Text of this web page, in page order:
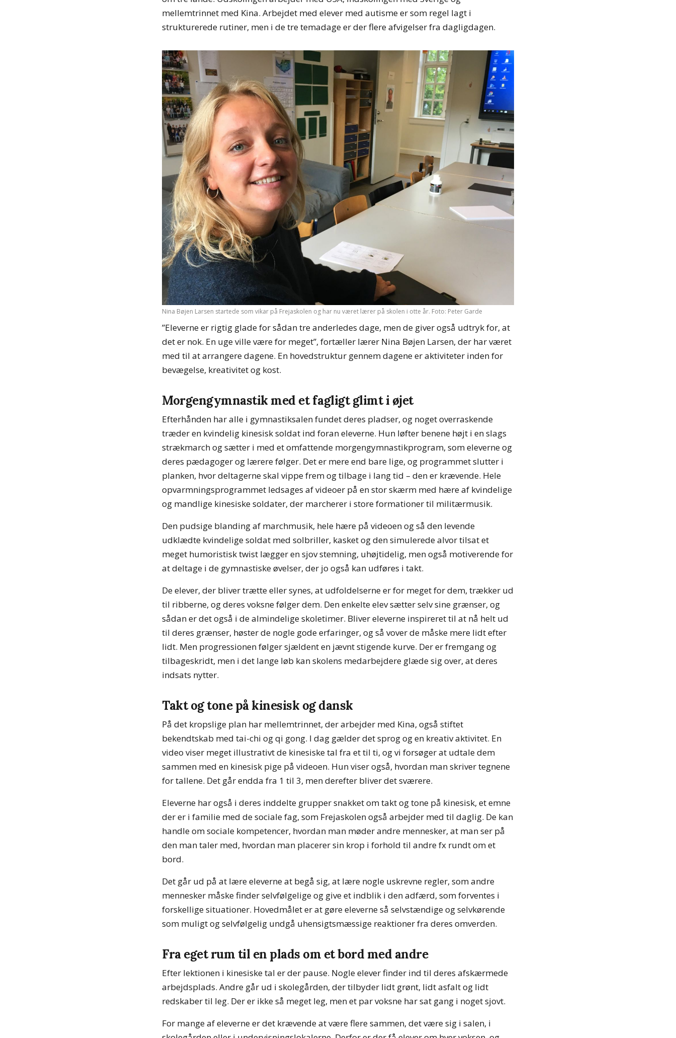
mellemtrinnet med Kina. Arbejdet med elever med autisme er som regel lagt i
strukturerede rutiner, men i de tre temadage er der flere afvigelser fra dagligdagen.
Nina Bøjen Larsen startede som vikar på Frejaskolen og har nu været lærer på skolen i otte år. Foto: Peter Garde
”Eleverne er rigtig glade for sådan tre anderledes dage, men de giver også udtryk for, at
det er nok. En uge ville være for meget”, fortæller lærer Nina Bøjen Larsen, der har været
med til at arrangere dagene. En hovedstruktur gennem dagene er aktiviteter inden for
bevægelse, kreativitet og kost.
Morgengymnastik med et fagligt glimt i øjet
Efterhånden har alle i gymnastiksalen fundet deres pladser, og noget overraskende
træder en kvindelig kinesisk soldat ind foran eleverne. Hun løfter benene højt i en slags
strækmarch og sætter i med et omfattende morgengymnastikprogram, som eleverne og
deres pædagoger og lærere følger. Det er mere end bare lige, og programmet slutter i
planken, hvor deltagerne skal vippe frem og tilbage i lang tid – den er krævende. Hele
opvarmningsprogrammet ledsages af videoer på en stor skærm med hære af kvindelige
og mandlige kinesiske soldater, der marcherer i store formationer til militærmusik.
Den pudsige blanding af marchmusik, hele hære på videoen og så den levende
udklædte kvindelige soldat med solbriller, kasket og den simulerede alvor tilsat et
meget humoristisk twist lægger en sjov stemning, uhøjtidelig, men også motiverende for
at deltage i de gymnastiske øvelser, der jo også kan udføres i takt.
De elever, der bliver trætte eller synes, at udfoldelserne er for meget for dem, trækker ud
til ribberne, og deres voksne følger dem. Den enkelte elev sætter selv sine grænser, og
sådan er det også i de almindelige skoletimer. Bliver eleverne inspireret til at nå helt ud
til deres grænser, høster de nogle gode erfaringer, og så vover de måske mere lidt efter
lidt. Men progressionen følger sjældent en jævnt stigende kurve. Der er fremgang og
tilbageskridt, men i det lange løb kan skolens medarbejdere glæde sig over, at deres
indsats nytter.
Takt og tone på kinesisk og dansk
På det kropslige plan har mellemtrinnet, der arbejder med Kina, også stiftet
bekendtskab med tai-chi og qi gong. I dag gælder det sprog og en kreativ aktivitet. En
video viser meget illustrativt de kinesiske tal fra et til ti, og vi forsøger at udtale dem
sammen med en kinesisk pige på videoen. Hun viser også, hvordan man skriver tegnene
for tallene. Det går endda fra 1 til 3, men derefter bliver det sværere.
Eleverne har også i deres inddelte grupper snakket om takt og tone på kinesisk, et emne
der er i familie med de sociale fag, som Frejaskolen også arbejder med til daglig. De kan
handle om sociale kompetencer, hvordan man møder andre mennesker, at man ser på
den man taler med, hvordan man placerer sin krop i forhold til andre fx rundt om et
bord.
Det går ud på at lære eleverne at begå sig, at lære nogle uskrevne regler, som andre
mennesker måske finder selvfølgelige og give et indblik i den adfærd, som forventes i
forskellige situationer. Hovedmålet er at gøre eleverne så selvstændige og selvkørende
som muligt og selvfølgelig undgå uhensigtsmæssige reaktioner fra deres omverden.
Fra eget rum til en plads om et bord med andre
Efter lektionen i kinesiske tal er der pause. Nogle elever finder ind til deres afskærmede
arbejdsplads. Andre går ud i skolegården, der tilbyder lidt grønt, lidt asfalt og lidt
redskaber til leg. Der er ikke så meget leg, men et par voksne har sat gang i noget sjovt.
For mange af eleverne er det krævende at være flere sammen, det være sig i salen, i